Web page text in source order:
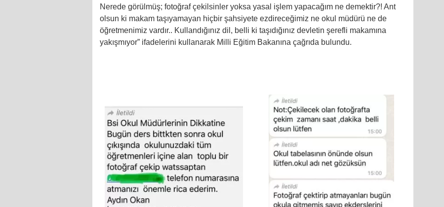
Nerede görülmüş; fotoğraf çekilsinler yoksa yasal işlem yapacağım ne demektir?! Ant
olsun ki makam taşıyamayan hiçbir şahsiyete ezdireceğimiz ne okul müdürü ne de
öğretmenimiz vardır.. Kullandığınız dil, belli ki taşıdığınız devletin şerefli makamına
yakışmıyor” ifadelerini kullanarak Milli Eğitim Bakanına çağrıda bulundu.